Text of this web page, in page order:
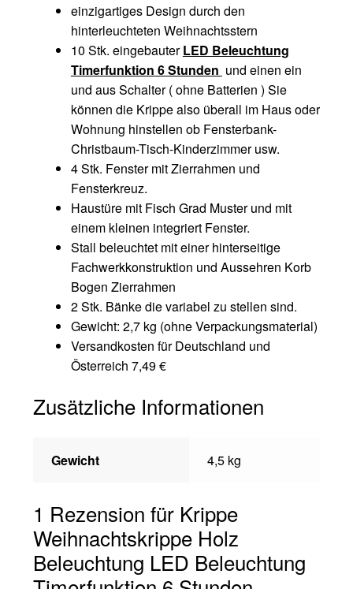
einzigartiges Design durch den
hinterleuchteten Weihnachtsstern
10 Stk. eingebauterLED Beleuchtung
Timerfunktion 6 Stunden und einen ein
und aus Schalter ( ohne Batterien ) Sie
können die Krippe also überall im Haus oder
Wohnung hinstellen ob Fensterbank-
Christbaum-Tisch-Kinderzimmer usw.
4 Stk. Fenster mit Zierrahmen und
Fensterkreuz.
Haustüre mit Fisch Grad Muster und mit
einem kleinen integriert Fenster.
Stall beleuchtet mit einer hinterseitige
Fachwerkkonstruktion und Aussehren Korb
Bogen Zierrahmen
2 Stk. Bänke die variabel zu stellen sind.
Gewicht: 2,7 kg (ohne Verpackungsmaterial)
Versandkosten für Deutschland und
Österreich 7,49 €
Zusätzliche Informationen
Gewicht 4,5 kg
1 Rezension für Krippe
Weihnachtskrippe Holz
Beleuchtung LED Beleuchtung